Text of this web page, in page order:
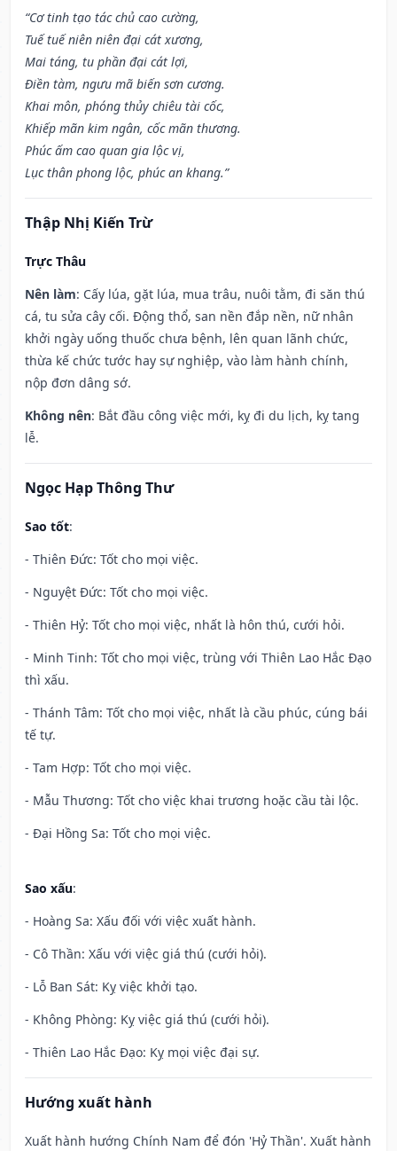
“Cơ tinh tạo tác chủ cao cường,
Tuế tuế niên niên đại cát xương,
Mai táng, tu phần đại cát lợi,
Điền tàm, ngưu mã biến sơn cương.
Khai môn, phóng thủy chiêu tài cốc,
Khiếp mãn kim ngân, cốc mãn thương.
Phúc ấm cao quan gia lộc vị,
Lục thân phong lộc, phúc an khang.”
Thập Nhị Kiến Trừ
Trực Thâu
Nên làm: Cấy lúa, gặt lúa, mua trâu, nuôi tằm, đi săn thú
cá, tu sửa cây cối. Động thổ, san nền đắp nền, nữ nhân
khởi ngày uống thuốc chưa bệnh, lên quan lãnh chức,
thừa kế chức tước hay sự nghiệp, vào làm hành chính,
nộp đơn dâng sớ.
Không nên: Bắt đầu công việc mới, kỵ đi du lịch, kỵ tang
lễ.
Ngọc Hạp Thông Thư
Sao tốt:
- Thiên Đức: Tốt cho mọi việc.
- Nguyệt Đức: Tốt cho mọi việc.
- Thiên Hỷ: Tốt cho mọi việc, nhất là hôn thú, cưới hỏi.
- Minh Tinh: Tốt cho mọi việc, trùng với Thiên Lao Hắc Đạo
thì xấu.
- Thánh Tâm: Tốt cho mọi việc, nhất là cầu phúc, cúng bái
tế tự.
- Tam Hợp: Tốt cho mọi việc.
- Mẫu Thương: Tốt cho việc khai trương hoặc cầu tài lộc.
- Đại Hồng Sa: Tốt cho mọi việc.
Sao xấu:
- Hoàng Sa: Xấu đối với việc xuất hành.
- Cô Thần: Xấu với việc giá thú (cưới hỏi).
- Lỗ Ban Sát: Kỵ việc khởi tạo.
- Không Phòng: Kỵ việc giá thú (cưới hỏi).
- Thiên Lao Hắc Đạo: Kỵ mọi việc đại sự.
Hướng xuất hành
Xuất hành hướng Chính Nam để đón 'Hỷ Thần'. Xuất hành